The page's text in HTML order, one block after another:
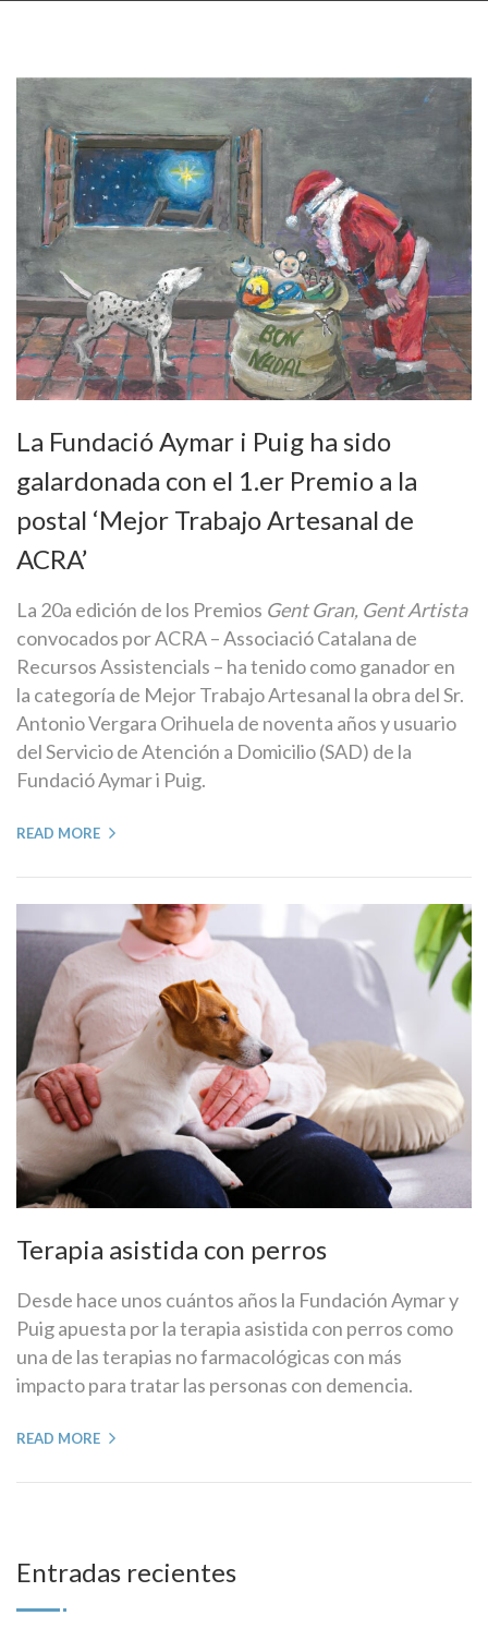
La Fundació Aymar i Puig ha sido
galardonada con el 1.er Premio a la
postal ‘Mejor Trabajo Artesanal de
ACRA’
La 20a edición de los Premios Gent Gran, Gent Artista
convocados por ACRA – Associació Catalana de
Recursos Assistencials – ha tenido como ganador en
la categoría de Mejor Trabajo Artesanal la obra del Sr.
Antonio Vergara Orihuela de noventa años y usuario
del Servicio de Atención a Domicilio (SAD) de la
Fundació Aymar i Puig.
READ MORE
Terapia asistida con perros
Desde hace unos cuántos años la Fundación Aymar y
Puig apuesta por la terapia asistida con perros como
una de las terapias no farmacológicas con más
impacto para tratar las personas con demencia.
READ MORE
Entradas recientes